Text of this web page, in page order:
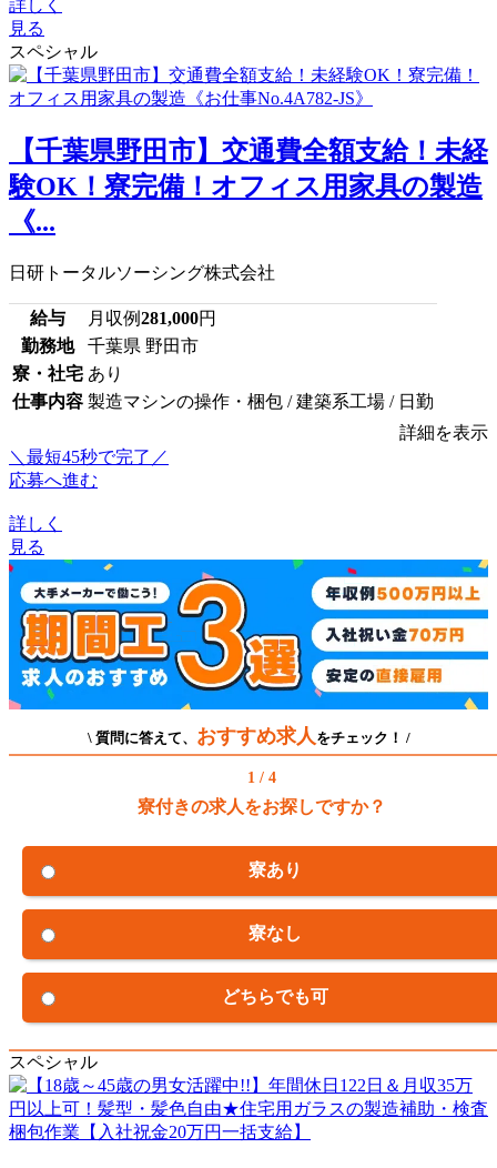
詳しく
見る
スペシャル
【千葉県野田市】交通費全額支給！未経
験OK！寮完備！オフィス用家具の製造
《...
日研トータルソーシング株式会社
給与 月収例281,000円
勤務地
千葉県 野田市
寮・社宅 あり
仕事内容 製造マシンの操作・梱包 / 建築系工場 / 日勤
詳細を表示
＼最短45秒で完了／
応募へ進む
詳しく
見る
\ 質問に答えて、 おすすめ求人 をチェック！ /
1 / 4
寮付きの求人をお探しですか？
寮あり
寮なし
どちらでも可
スペシャル